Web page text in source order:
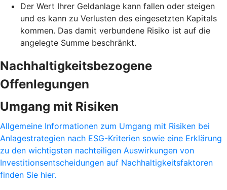
Der Wert Ihrer Geldanlage kann fallen oder steigen
und es kann zu Verlusten des eingesetzten Kapitals
kommen. Das damit verbundene Risiko ist auf die
angelegte Summe beschränkt.
Nachhaltigkeitsbezogene
Offenlegungen
Umgang mit Risiken
Allgemeine Informationen zum Umgang mit Risiken bei
Anlagestrategien nach ESG-Kriterien sowie eine Erklärung
zu den wichtigsten nachteiligen Auswirkungen von
Investitionsentscheidungen auf Nachhaltigkeitsfaktoren
finden Sie hier.